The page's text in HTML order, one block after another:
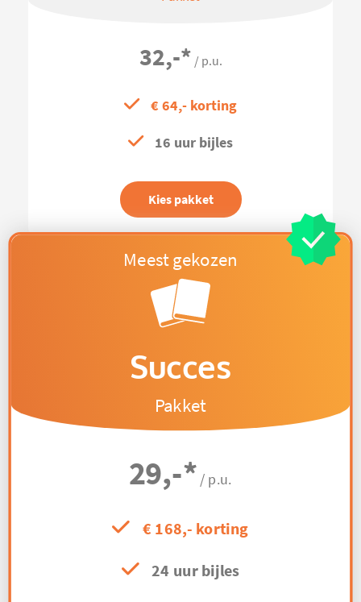
32,-* / p.u.
€ 64,- korting
16 uur bijles
Kies pakket
Succes
Pakket
29,-* / p.u.
€ 168,- korting
24 uur bijles